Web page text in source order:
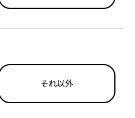
それ以外